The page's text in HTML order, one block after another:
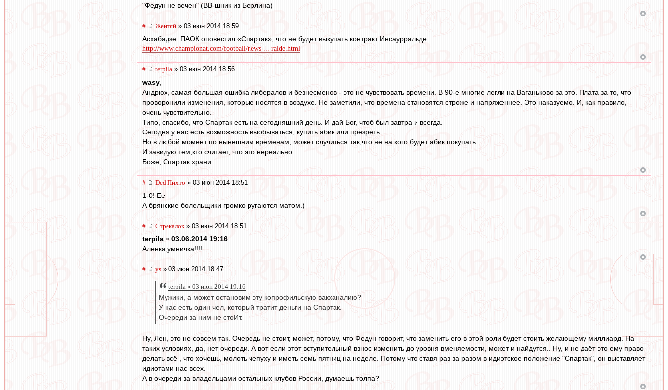
"Федун не вечен" (ВВ-шник из Берлина)
# Жентяй » 03 июн 2014 18:59
Асхабадзе: ПАОК оповестил «Спартак», что не будет выкупать контракт Инсаурральде
http://www.championat.com/football/news ... ralde.html
# terpila » 03 июн 2014 18:56
wasy
Андрюх, самая большая ошибка либералов и безнесменов - это не чувствовать времени. В 90-е многие легли на Ваганьково за это. Плата за то, что
проворонили изменения, которые носятся в воздухе. Не заметили, что времена становятся строже и напряженнее. Это наказуемо. И, как правило,
очень чувствительно.
Типо, спасибо, что Спартак есть на сегодняшний день. И дай Бог, чтоб был завтра и всегда.
Сегодня у нас есть возможность выобываться, купить абик или презреть.
Но в любой момент по нынешним временам, может случиться так,что не на кого будет абик покупать.
И завидую тем,кто считает, что это нереально.
Боже, Спартак храни.
# Ded Пихто » 03 июн 2014 18:51
1-0! Ее
А брянские болельщики громко ругаются матом.)
# Стрекалок » 03 июн 2014 18:51
terpila » 03.06.2014 19:16
Аленка,умничка!!!!
# ys » 03 июн 2014 18:47
terpila » 03 июн 2014 19:16
Мужики, а может остановим эту копрофильскую вакханалию?
У нас есть один чел, который тратит деньги на Спартак.
Очереди за ним не стоИт.
Ну, Лен, это не совсем так. Очередь не стоит, может, потому, что Федун говорит, что заменить его в этой роли будет стоить желающему миллиард. На
таких условиях, да, нет очереди. А вот если этот вступительный взнос изменить до уровня вменяемости, может и найдутся.. Ну, и не даёт это ему право
делать всё , что хочешь, молоть чепуху и иметь семь пятниц на неделе. Потому что ставя раз за разом в идиотское положение "Спартак", он выставляет
идиотами нас всех.
А в очереди за владельцами остальных клубов России, думаешь толпа?